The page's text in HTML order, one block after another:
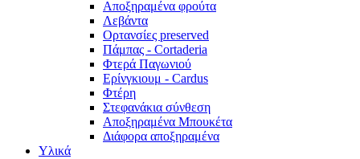
Αποξηραμένα φρούτα
Λεβάντα
Ορτανσίες preserved
Πάμπας - Cortaderia
Φτερά Παγωνιού
Ερίνγκιουμ - Cardus
Φτέρη
Στεφανάκια σύνθεση
Αποξηραμένα Μπουκέτα
Διάφορα αποξηραμένα
Υλικά